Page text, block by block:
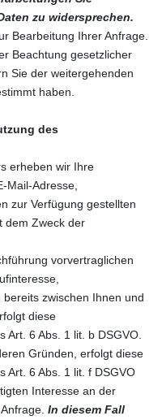
zu widersprechen.
Bearbeitung Ihrer Anfrage.
Beachtung gesetzlicher
Sie der weitergehenden
haben.
des
erheben wir Ihre
Mail-Adresse,
zur Verfügung gestellten
dem Zweck der
vorvertraglichen
zwischen Ihnen und
diese
6 Abs. 1 lit. b DSGVO.
Gründen, erfolgt diese
Art. 6 Abs. 1 lit. f DSGVO
Interesse an der
In diesem Fall